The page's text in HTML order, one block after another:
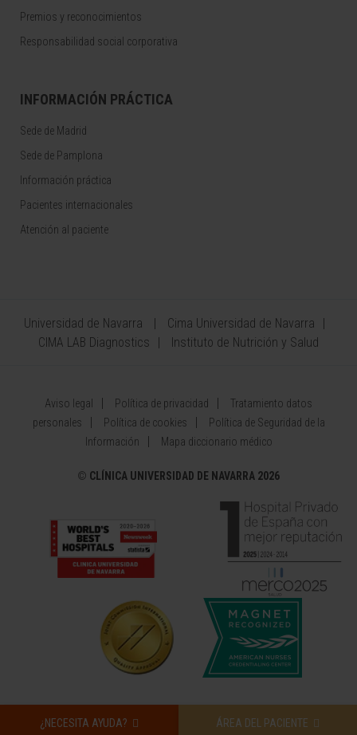
¿NECESITA AYUDA? ÁREA DEL PACIENTE
Premios y reconocimientos
Responsabilidad social corporativa
INFORMACIÓN PRÁCTICA
Sede de Madrid
Sede de Pamplona
Información práctica
Pacientes internacionales
Atención al paciente
Universidad de Navarra
Cima Universidad de Navarra
CIMA LAB Diagnostics
Instituto de Nutrición y Salud
Aviso legal Política de privacidad
Tratamiento datos
personales
Política de cookies
Política de Seguridad de la
Información
Mapa diccionario médico
© CLÍNICA UNIVERSIDAD DE NAVARRA 2026